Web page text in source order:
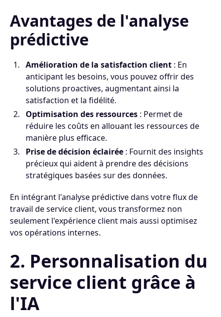
Avantages de l'analyse
prédictive
Amélioration de la satisfaction client : En
anticipant les besoins, vous pouvez offrir des
solutions proactives, augmentant ainsi la
satisfaction et la fidélité.
Optimisation des ressources : Permet de
réduire les coûts en allouant les ressources de
manière plus efficace.
Prise de décision éclairée : Fournit des insights
précieux qui aident à prendre des décisions
stratégiques basées sur des données.
En intégrant l'analyse prédictive dans votre flux de
travail de service client, vous transformez non
seulement l'expérience client mais aussi optimisez
vos opérations internes.
2. Personnalisation du
service client grâce à
l'IA